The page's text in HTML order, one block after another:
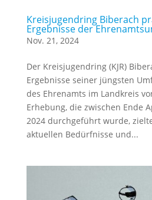
Kreisjugendring Biberach
Ergebnisse der
Nov. 21, 2024
Der Kreisjugendring (KJR)
Ergebnisse seiner jüngsten
des Ehrenamts im Landkreis
Erhebung, die zwischen Ende
2024 durchgeführt wurde,
aktuellen Bedürfnisse und...